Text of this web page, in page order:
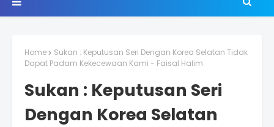
Home
Sukan : Keputusan Seri Dengan Korea Selatan Tidak
Dapat Padam Kekecewaan Kami - Faisal Halim
Sukan : Keputusan Seri
Dengan Korea Selatan